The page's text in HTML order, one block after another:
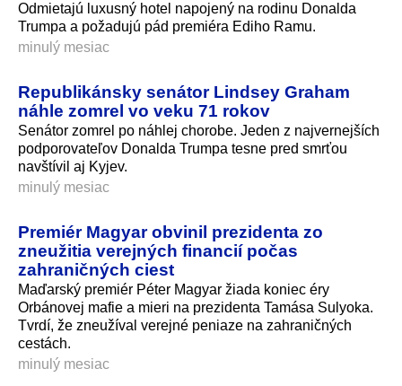
Odmietajú luxusný hotel napojený na rodinu Donalda
Trumpa a požadujú pád premiéra Ediho Ramu.
minulý mesiac
Republikánsky senátor Lindsey Graham
náhle zomrel vo veku 71 rokov
Senátor zomrel po náhlej chorobe. Jeden z najvernejších
podporovateľov Donalda Trumpa tesne pred smrťou
navštívil aj Kyjev.
minulý mesiac
Premiér Magyar obvinil prezidenta zo
zneužitia verejných financií počas
zahraničných ciest
Maďarský premiér Péter Magyar žiada koniec éry
Orbánovej mafie a mieri na prezidenta Tamása Sulyoka.
Tvrdí, že zneužíval verejné peniaze na zahraničných
cestách.
minulý mesiac